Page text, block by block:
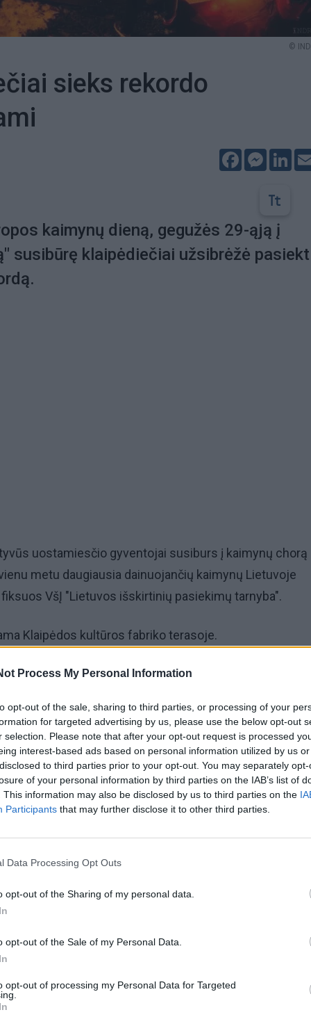
Process My Personal Information
opt-out of the sale, sharing to third parties, or processing of your
for targeted advertising by us, please use the below opt-out
selection. Please note that after your opt-out request is processed
interest-based ads based on personal information utilized by us
to third parties prior to your opt-out. You may separately
of your personal information by third parties on the IAB’s list of
This information may also be disclosed by us to third parties on the
Participants that may further disclose it to other third parties.
Data Processing Opt Outs
opt-out of the Sharing of my personal data.
opt-out of the Sale of my Personal Data.
opt-out of processing my Personal Data for Targeted
©
sieks rekordo
Facebook
kaimynų dieną, gegužės 29-ąją į
susibūrę klaipėdiečiai užsibrėžė
uostamiesčio gyventojai susiburs į kaimynų chorą
metu daugiausia dainuojančių kaimynų Lietuvoje
VšĮ "Lietuvos išskirtinių pasiekimų tarnyba".
Klaipėdos kultūros fabriko terasoje.
rezidentai, jau kurį laiką čia vyksta mūsų choro
oficialaus pranešimo apie sumanymą,
Jau dabar yra užsiregistravę daugiau nei 100
kad kaimynų rekordo siekime dalyvauti turėtų apie
portalui VE.lt kalbėjo "Pajūrio choro" atstovė Inga
nusprendė "Pajūrio choro" iniciatyvinė grupė,
dainuoti klaipėdiečius ir taip pažymėti
žengti pirmojo žingsnio. Europos kaimynų diena
gyvenančius žmones, stiprinti bendruomeninius ryšius
būti kartu. Ateikite į šventę su kaimynu, juk kaimynas
– kviečia organizatoriai.